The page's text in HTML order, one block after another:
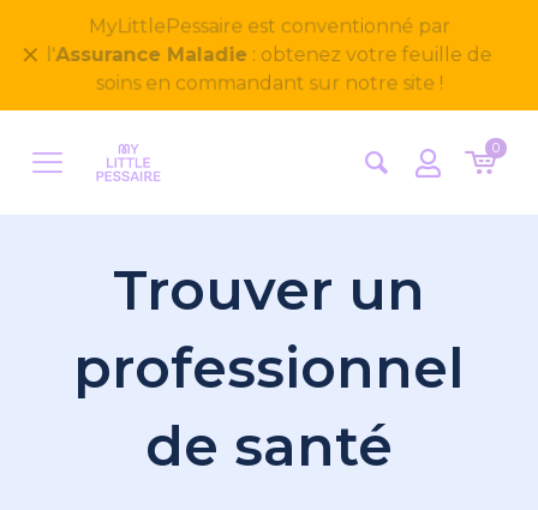
Bienvenue sur notre nouveau site
MyLittlePessaire ! Nous avons hâte d'avoir vos
retours
✕
0
Trouver un
professionnel
de santé